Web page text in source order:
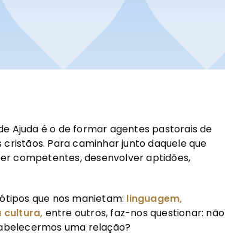
Ajuda é o de formar agentes pastorais de
Para caminhar junto daquele que
competentes, desenvolver aptidões,
que nos manietam: linguagem,
cultura, entre outros, faz-nos questionar: não
uma relação?